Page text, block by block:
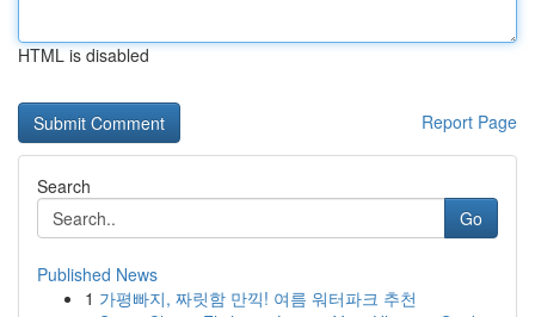
HTML is disabled
Report Page
Search
Go
Published News
1 가평빠지, 짜릿함 만끽! 여름 워터파크 추천